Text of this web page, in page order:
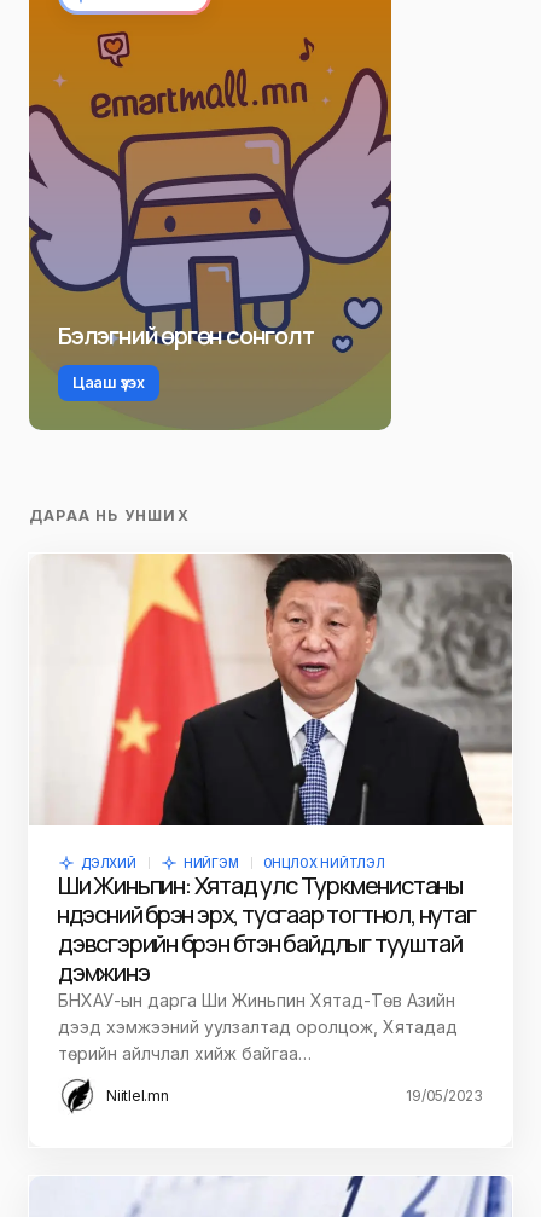
Бэлэгний өргөн сонголт
Цааш үзэх
ДАРАА НЬ УНШИХ
ДЭЛХИЙ НИЙГЭМ ОНЦЛОХ НИЙТЛЭЛ
Ши Жиньпин: Хятад улс Туркменистаны
үндэсний бүрэн эрх, тусгаар тогтнол, нутаг
дэвсгэрийн бүрэн бүтэн байдлыг тууштай
дэмжинэ
БНХАУ-ын дарга Ши Жиньпин Хятад-Төв Азийн
дээд хэмжээний уулзалтад оролцож, Хятадад
төрийн айлчлал хийж байгаа…
Niitlel.mn 19/05/2023